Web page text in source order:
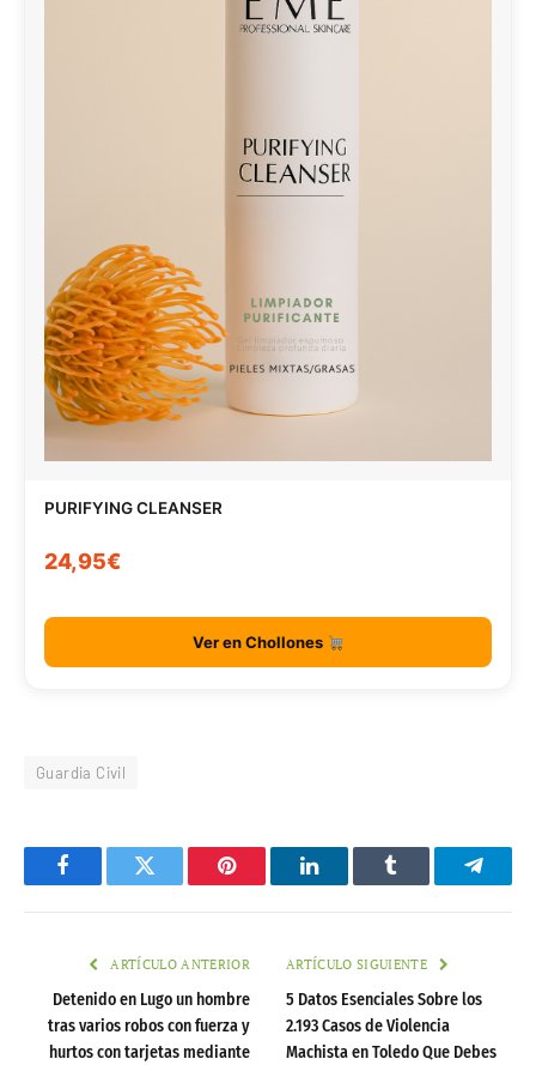
PURIFYING CLEANSER
24,95€
Ver en Chollones
Guardia Civil
FacebookTwitter Pinterest LinkedInTumblr
ARTÍCULO ANTERIOR
Detenido en Lugo un hombre
tras varios robos con fuerza y
hurtos con tarjetas mediante
ARTÍCULO SIGUIENTE
5 Datos Esenciales Sobre los
2.193 Casos de Violencia
Machista en Toledo Que Debes